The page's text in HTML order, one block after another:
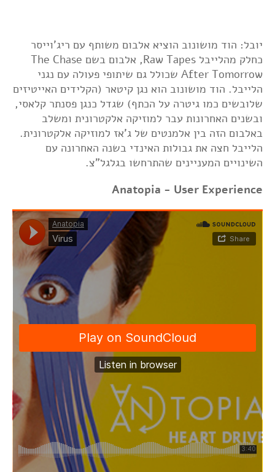
יובל: הוד מושונוב הוציא אלבום משותף עם ריג'וייסר
כחלק מהלייבל Raw Tapes, אלבום בשם The Chase
After Tomorrow שכולל גם שיתופי פעולה עם נגני
הלייבל. הוד מושונוב הוא נגן קיטאר (הקלידים האייטיזים
שלובשים כמו גיטרה על הכתף) שגדל כנגן פסנתר קלאסי,
ובשנים האחרונות עבר למוזיקה אלקטרונית ומשלב
באלבום הזה בין אלמנטים של ג'אז למוזיקה אלקטרונית.
הלייבל חצה את גבולות האינדי בשנה האחרונה עם
השינויים המעניינים שהתרחשו בגלגל"צ.
Anatopia - User Experience